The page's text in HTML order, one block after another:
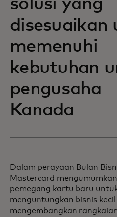
solusi yang
disesuaikan
memenuhi
kebutuhan
pengusaha
Kanada
Dalam perayaan Bulan
Mastercard
pemegang kartu baru
menguntungkan bisnis kecil
mengembangkan